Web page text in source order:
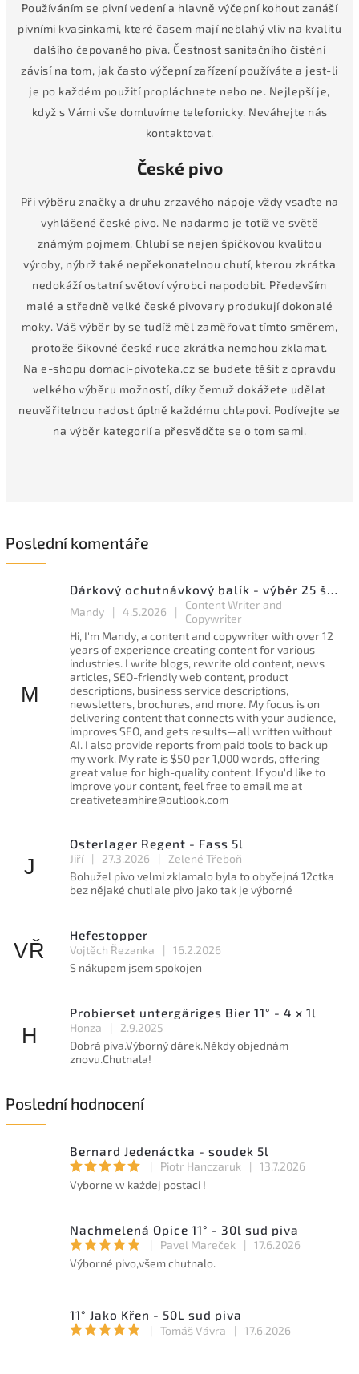
Používáním se pivní vedení a hlavně výčepní kohout zanáší
pivními kvasinkami, které časem mají neblahý vliv na kvalitu
dalšího čepovaného piva. Čestnost sanitačního čistění
závisí na tom, jak často výčepní zařízení používáte a jest-li
je po každém použití propláchnete nebo ne. Nejlepší je,
když s Vámi vše domluvíme telefonicky. Neváhejte nás
kontaktovat.
České pivo
Při výběru značky a druhu zrzavého nápoje vždy vsaďte na
vyhlášené české pivo. Ne nadarmo je totiž ve světě
známým pojmem. Chlubí se nejen špičkovou kvalitou
výroby, nýbrž také nepřekonatelnou chutí, kterou zkrátka
nedokáží ostatní světoví výrobci napodobit. Především
malé a středně velké české pivovary produkují dokonalé
moky. Váš výběr by se tudíž měl zaměřovat tímto směrem,
protože šikovné české ruce zkrátka nemohou zklamat.
Na e-shopu domaci-pivoteka.cz se budete těšit z opravdu
velkého výběru možností, díky čemuž dokážete udělat
neuvěřitelnou radost úplně každému chlapovi. Podívejte se
na výběr kategorií a přesvědčte se o tom sami.
Poslední komentáře
M
Dárkový ochutnávkový balík - výběr 25 špičkových ležáků a speciálů
Mandy | 4.5.2026 |
Content Writer and
Copywriter
Hi, I'm Mandy, a content and copywriter with over 12
years of experience creating content for various
industries. I write blogs, rewrite old content, news
articles, SEO-friendly web content, product
descriptions, business service descriptions,
newsletters, brochures, and more. My focus is on
delivering content that connects with your audience,
improves SEO, and gets results—all written without
AI. I also provide reports from paid tools to back up
my work. My rate is $50 per 1,000 words, offering
great value for high-quality content. If you'd like to
improve your content, feel free to email me at
creativeteamhire@outlook.com
J
Osterlager Regent - Fass 5l
Jiří | 27.3.2026 |
Zelené Třeboň
Bohužel pivo velmi zklamalo byla to obyčejná 12ctka
bez nějaké chuti ale pivo jako tak je výborné
VŘ
Hefestopper
Vojtěch Řezanka |
16.2.2026
S nákupem jsem spokojen
H
Probierset untergäriges Bier 11° - 4 x 1l
Honza |
2.9.2025
Dobrá piva.Výborný dárek.Někdy objednám
znovu.Chutnala!
Poslední hodnocení
Bernard Jedenáctka - soudek 5l
Piotr Hanczaruk
13.7.2026
Vyborne w każdej postaci !
Nachmelená Opice 11° - 30l sud piva
Pavel Mareček
17.6.2026
Výborné pivo,všem chutnalo.
11° Jako Křen - 50L sud piva
| Tomáš Vávra | 17.6.2026